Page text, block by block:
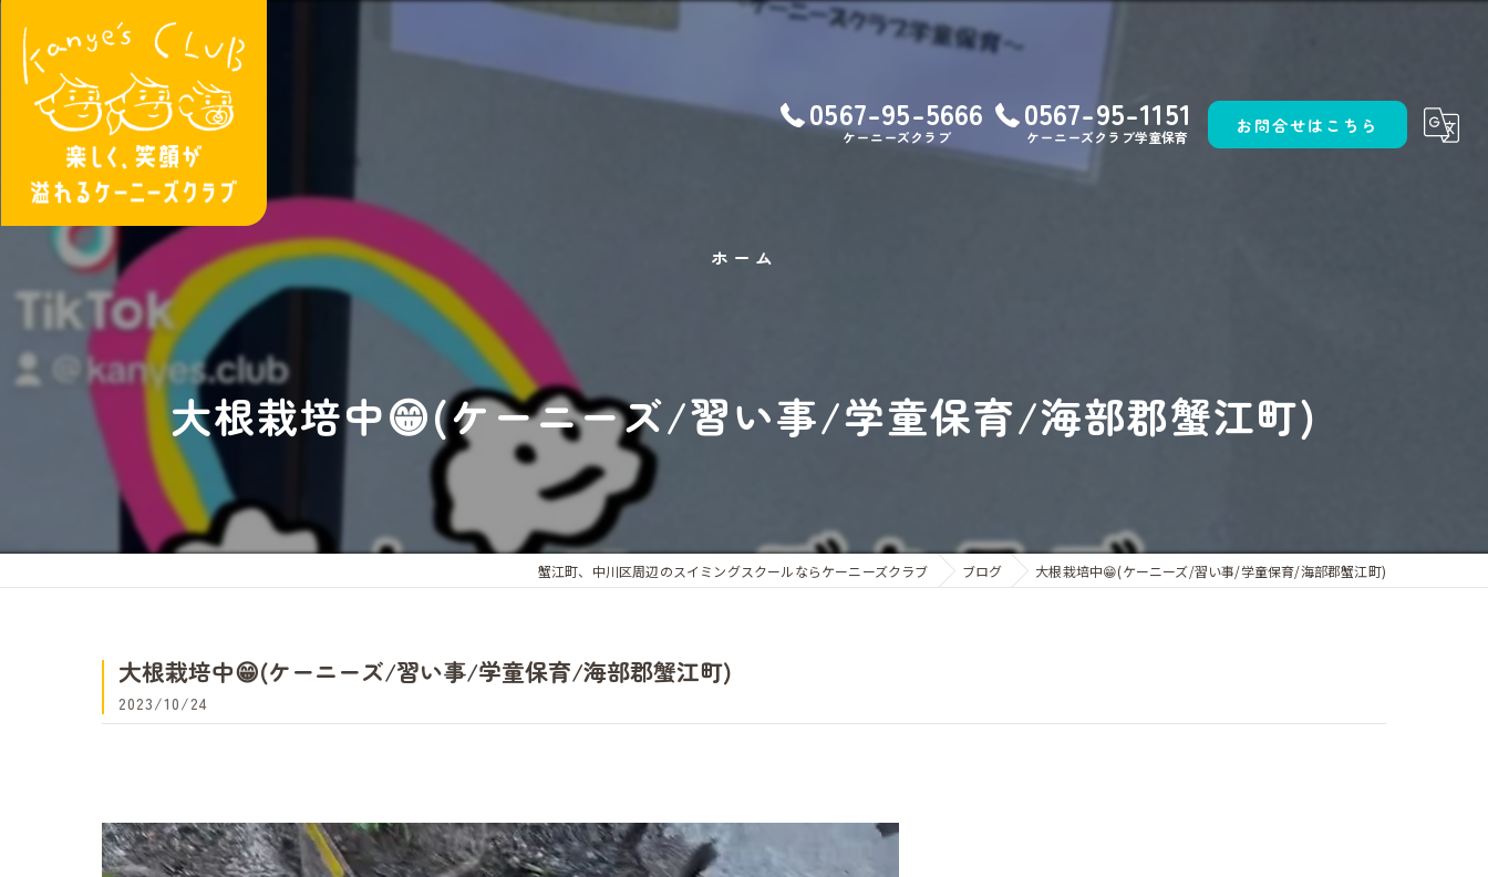
0567-95-5666
ケーニーズクラブ
0567-95-1151
ケーニーズクラブ学童保育
お問合せはこちら
ホーム
大根栽培中😁(ケーニーズ/習い事/学童保育/海部郡蟹江町)
蟹江町、中川区周辺のスイミングスクールならケーニーズクラブ ブログ 大根栽培中😁(ケーニーズ/習い事/学童保育/海部郡蟹江町)
大根栽培中😁(ケーニーズ/習い事/学童保育/海部郡蟹江町)
2023/10/24